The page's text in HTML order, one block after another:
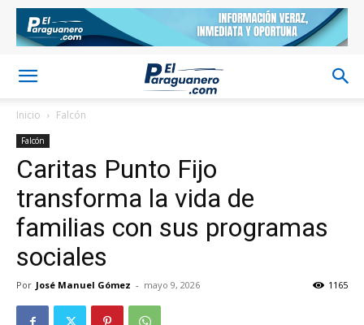
Inicio Falcón
Falcón
Caritas Punto Fijo
transforma la vida de
familias con sus programas
sociales
Por José Manuel Gómez - mayo 9, 2026 1165